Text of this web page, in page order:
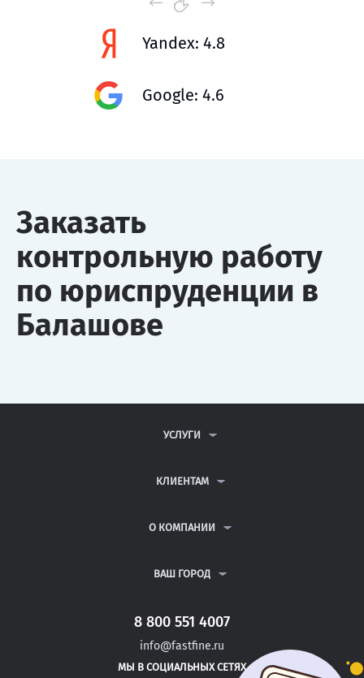
Yandex: 4.8
Google: 4.6
Заказать
контрольную работу
по юриспруденции в
Балашове
УСЛУГИ
ДИПЛОМНЫЕ РАБОТЫ
РЕФЕРАТЫ
КЛИЕНТАМ
ВОПРОСЫ И ОТВЕТЫ
ПОЛИТИКА КОНФИДЕНЦИАЛЬНОСТИ
О КОМПАНИИ
КОНТАКТЫ
ВАШ ГОРОД
САНКТ-ПЕТЕРБУРГ
ЗЛАТОУСТ
КАМЫШИН
8 800 551 4007
info@fastfine.ru
МЫ В СОЦИАЛЬНЫХ СЕТЯХ